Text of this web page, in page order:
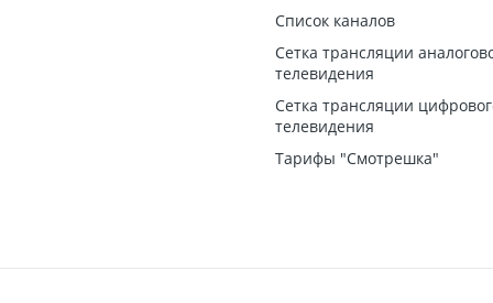
Список каналов
Сетка трансляции
телевидения
Сетка трансляции
телевидения
Тарифы "Смотрешка"